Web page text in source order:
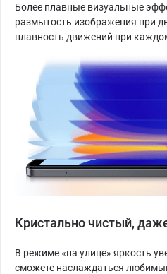
Более плавные визуальные
размытость изображения при
плавность движений при
Кристально чистый,
В режиме «на улице» яркость
сможете наслаждаться